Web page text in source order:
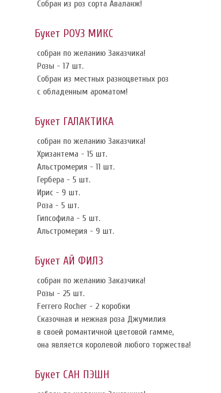
Собран из роз сорта Аваланж!
Букет РОУЗ МИКС
собран по желанию Заказчика!
Розы - 17 шт.
Собран из местных разноцветных роз
с обладенным ароматом!
Букет ГАЛАКТИКА
собран по желанию Заказчика!
Хризантема - 15 шт.
Альстромерия - 11 шт.
Гербера - 5 шт.
Ирис - 9 шт.
Роза - 5 шт.
Гипсофила - 5 шт.
Альстромерия - 9 шт.
Букет АЙ ФИЛЗ
собран по желанию Заказчика!
Розы - 25 шт.
Ferrero Rocher - 2 коробки
Сказочная и нежная роза Джумилия
в своей романтичной цветовой гамме,
она является королевой любого торжества!
Букет САН ПЭШН